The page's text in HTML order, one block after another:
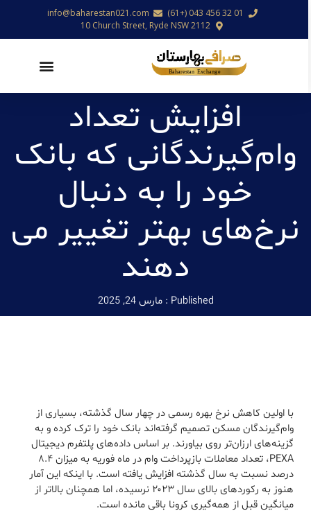
01 32 456 043 (+61)
info@baharestan021.com
10 Church Street, Ryde NSW 2112
افزایش تعداد
وام‌گیرندگانی که بانک
خود را به دنبال
نرخ‌های بهتر تغییر می
دهند
Published : مارس 24, 2025
با اولین کاهش نرخ بهره رسمی در چهار سال گذشته، بسیاری از
وام‌گیرندگان مسکن تصمیم گرفته‌اند بانک خود را ترک کرده و به
گزینه‌های ارزان‌تر روی بیاورند. بر اساس داده‌های پلتفرم دیجیتال
PEXA، تعداد معاملات بازپرداخت وام در ماه فوریه به میزان ۸.۴
درصد نسبت به سال گذشته افزایش یافته است. با اینکه این آمار
هنوز به رکوردهای بالای سال ۲۰۲۳ نرسیده، اما همچنان بالاتر از
میانگین قبل از همه‌گیری کرونا باقی مانده است.